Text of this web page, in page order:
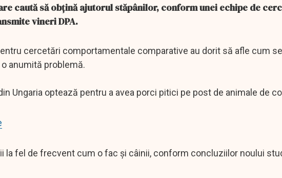
caută să obţină ajutorul stăpânilor, conform unei echipe de
vineri DPA.
cercetări comportamentale comparative au dorit să afle cum
anumită problemă.
Ungaria optează pentru a avea porci pitici pe post de animale de
la fel de frecvent cum o fac şi câinii, conform concluziilor noului